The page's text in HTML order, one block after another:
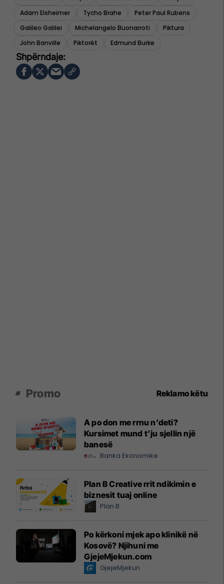
Adam Elsheimer
Tycho Brahe
Peter Paul Rubens
Galileo Galilei
Michelangelo Buonarroti
Piktura
John Banville
Piktorët Edmund Burke
Promo Reklamo këtu
A po don me rrnu n’deti?
Kursimet mund t’ju sjellin një
banesë
Banka Ekonomike
Plan B Creative rrit ndikimin e
biznesit tuaj online
Plan B
Po kërkoni mjek apo klinikë në
Kosovë? Njihuni me
GjejeMjekun.com
GjejeMjekun